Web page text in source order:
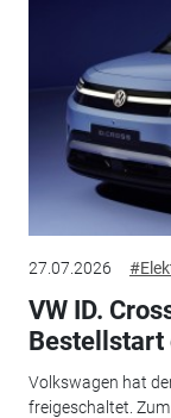
27.07.2026
VW ID.
Bestellstart
Volkswagen hat
freigeschaltet.